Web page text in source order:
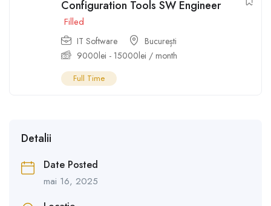
Configuration Tools SW Engineer
Filled
IT Software
București
9000lei - 15000lei / month
Full Time
Detalii
Date Posted
mai 16, 2025